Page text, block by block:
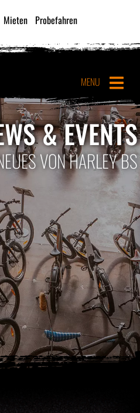
Mieten Probefahren
MENU
& EVENTS
VON HARLEY BS